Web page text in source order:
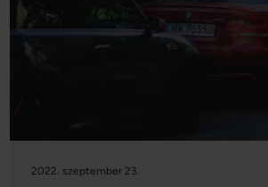
2022. szeptember 23.